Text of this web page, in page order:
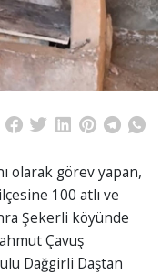
olarak görev yapan,
100 atlı ve
Şekerli köyünde
Çavuş
Dağgirli Daştan